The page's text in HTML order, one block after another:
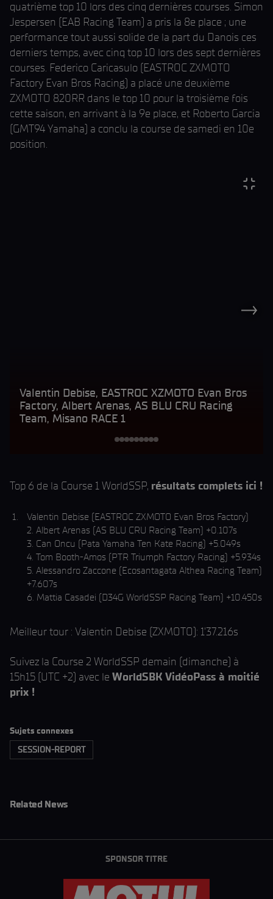
quatrième top 10 lors des cinq dernières courses. Simon
Jespersen (EAB Racing Team) a pris la 8e place ; une
performance tout aussi solide de la part du Danois ces
derniers temps, avec cinq top 10 lors des sept dernières
courses. Federico Caricasulo (EASTROC ZXMOTO
Factory Evan Bros Racing) a placé une deuxième
ZXMOTO 820RR dans le top 10 pour la troisième fois
cette saison, en arrivant à la 9e place, et Roberto Garcia
(GMT94 Yamaha) a conclu la course de samedi en 10e
position.
Valentin Debise, EASTROC XZMOTO Evan Bros
Factory, Albert Arenas, AS BLU CRU Racing
Team, Misano RACE 1
Top 6 de la Course 1 WorldSSP, résultats complets ici !
Valentin Debise (EASTROC ZXMOTO Evan Bros Factory)
2. Albert Arenas (AS BLU CRU Racing Team) +0.107s
3. Can Oncu (Pata Yamaha Ten Kate Racing) +5.049s
4. Tom Booth-Amos (PTR Triumph Factory Racing) +5.934s
5. Alessandro Zaccone (Ecosantagata Althea Racing Team)
+7.607s
6. Mattia Casadei (D34G WorldSSP Racing Team) +10.450s
Meilleur tour : Valentin Debise (ZXMOTO): 1'37.216s
Suivez la Course 2 WorldSSP demain (dimanche) à
15h15 (UTC +2) avec le WorldSBK VidéoPass à moitié
prix !
Sujets connexes
SESSION-REPORT
Related News
SPONSOR TITRE